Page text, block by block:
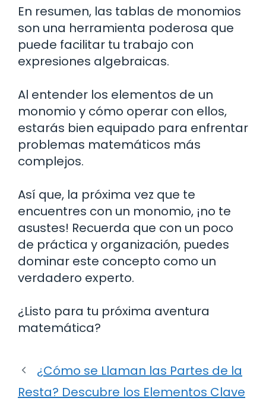
En resumen, las tablas de monomios
son una herramienta poderosa que
puede facilitar tu trabajo con
expresiones algebraicas.
Al entender los elementos de un
monomio y cómo operar con ellos,
estarás bien equipado para enfrentar
problemas matemáticos más
complejos.
Así que, la próxima vez que te
encuentres con un monomio, ¡no te
asustes! Recuerda que con un poco
de práctica y organización, puedes
dominar este concepto como un
verdadero experto.
¿Listo para tu próxima aventura
matemática?
¿Cómo se Llaman las Partes de la
Resta? Descubre los Elementos Clave